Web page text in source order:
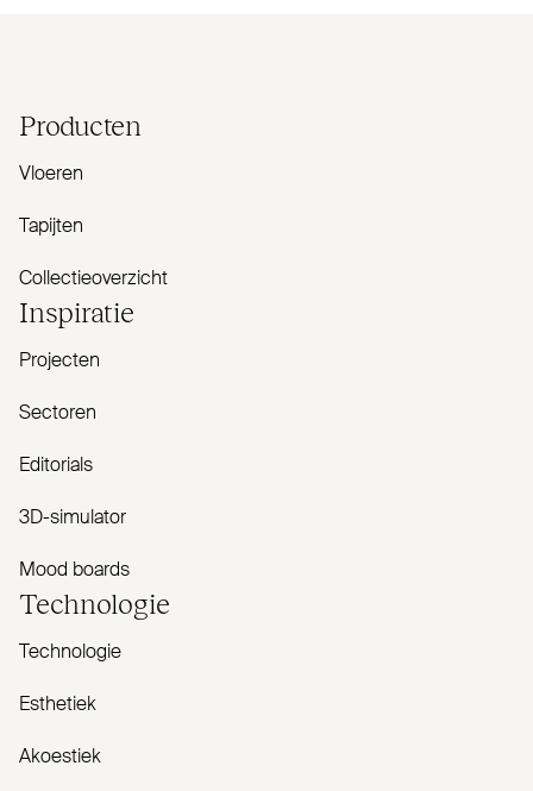
Producten
Vloeren
Tapijten
Collectieoverzicht
Inspiratie
Projecten
Sectoren
Editorials
3D-simulator
Mood boards
Tech­nologie
Technologie
Esthetiek
Akoestiek